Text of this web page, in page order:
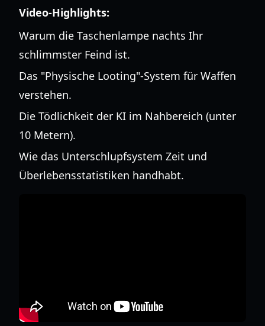
Video-Highlights:
Warum die Taschenlampe nachts Ihr
schlimmster Feind ist.
Das "Physische Looting"-System für Waffen
verstehen.
Die Tödlichkeit der KI im Nahbereich (unter
10 Metern).
Wie das Unterschlupfsystem Zeit und
Überlebensstatistiken handhabt.